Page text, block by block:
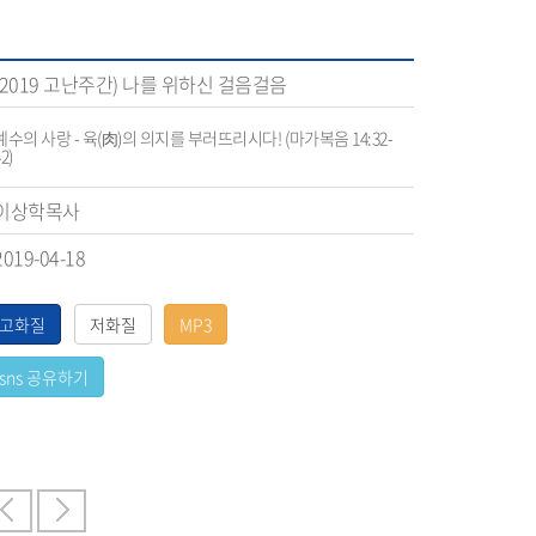
고난주간) 나를 위하신 걸음걸음
수의 사랑 - 육(肉)의 의지를 부러뜨리시다! (마가복음 14:32-
상학목사
04-18